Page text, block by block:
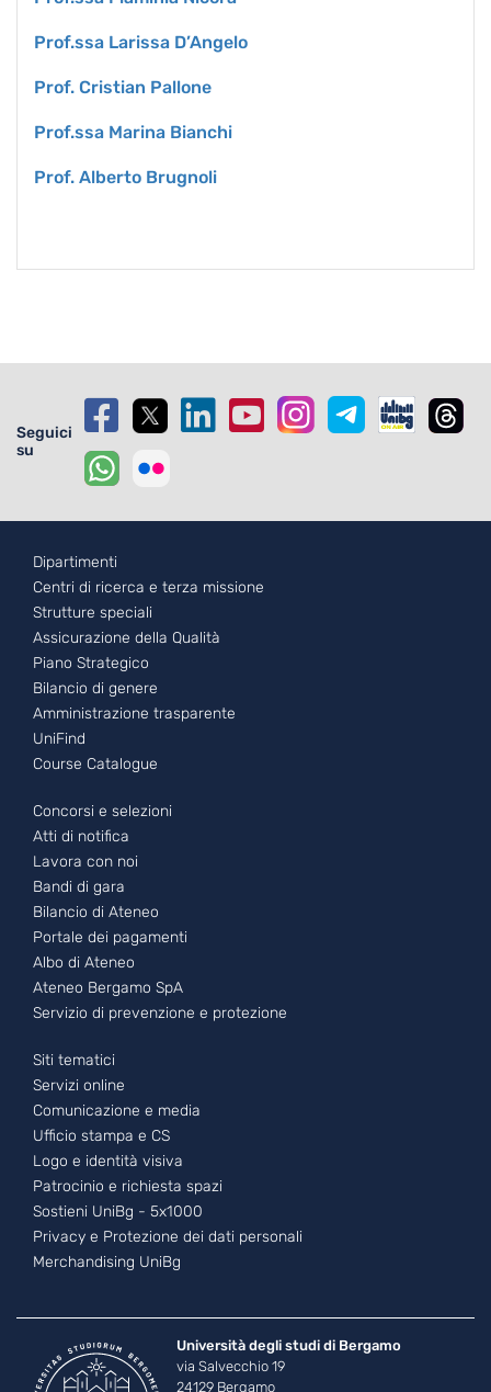
Prof.ssa Larissa D’Angelo
Prof. Cristian Pallone
Prof.ssa Marina Bianchi
Prof. Alberto Brugnoli
Seguici
su
Footer - 1
Dipartimenti
Centri di ricerca e terza missione
Strutture speciali
Assicurazione della Qualità
Piano Strategico
Bilancio di genere
Amministrazione trasparente
UniFind
Course Catalogue
Footer - 2
Concorsi e selezioni
Atti di notifica
Lavora con noi
Bandi di gara
Bilancio di Ateneo
Portale dei pagamenti
Albo di Ateneo
Ateneo Bergamo SpA
Servizio di prevenzione e protezione
Footer - 3
Siti tematici
Servizi online
Comunicazione e media
Ufficio stampa e CS
Logo e identità visiva
Patrocinio e richiesta spazi
Sostieni UniBg - 5x1000
Privacy e Protezione dei dati personali
Merchandising UniBg
Università degli studi di Bergamo
via Salvecchio 19
24129 Bergamo